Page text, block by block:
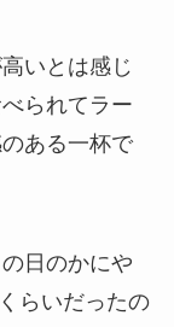
いとは感じ
られてラー
ある一杯で
日のかにや
らいだったの